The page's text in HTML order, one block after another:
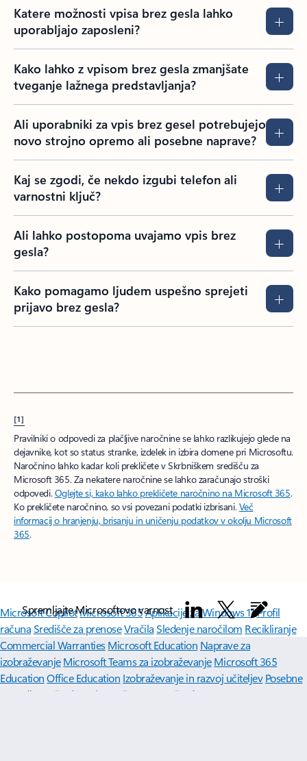
Katere možnosti vpisa brez gesla lahko
uporabljajo zaposleni?
Kako lahko z vpisom brez gesla zmanjšate
tveganje lažnega predstavljanja?
Ali uporabniki za vpis brez gesel potrebujejo
novo strojno opremo ali posebne naprave?
Kaj se zgodi, če nekdo izgubi telefon ali
varnostni ključ?
Ali lahko postopoma uvajamo vpis brez
gesla?
Kako pomagamo ljudem uspešno sprejeti
prijavo brez gesla?
[1]
Pravilniki o odpovedi za plačljive naročnine se lahko razlikujejo glede na
dejavnike, kot so status stranke, izdelek in izbira domene pri Microsoftu.
Naročnino lahko kadar koli prekličete v Skrbniškem središču za
Microsoft 365. Za nekatere naročnine se lahko zaračunajo stroški
odpovedi.Oglejte si, kako lahko prekličete naročnino na Microsoft 365.
Ko prekličete naročnino, so vsi povezani podatki izbrisani.Več
informacij o hranjenju, brisanju in uničenju podatkov v okolju Microsoft
365.
Spremljajte Microsoftovo varnost
Microsoft CopilotMicrosoft 365Aplikacije za Windows 11Profil
računaSredišče za prenoseVračila Sledenje naročilom Recikliranje
Commercial WarrantiesMicrosoft Education Naprave za
izobraževanje Microsoft Teams za izobraževanjeMicrosoft 365
Education Office Education Izobraževanje in razvoj učiteljev Posebne
ponudbe za študente in starše
Azure za študente